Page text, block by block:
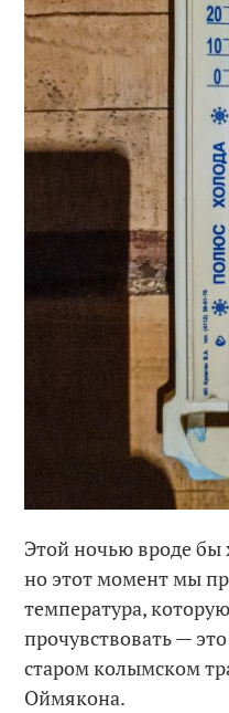
Этой ночью вроде бы
но этот момент мы
температура,
прочувствовать —
старом колымском
Оймякона.